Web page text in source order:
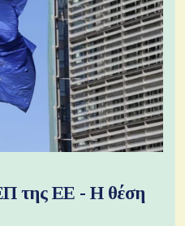
της ΕΕ - Η θέση